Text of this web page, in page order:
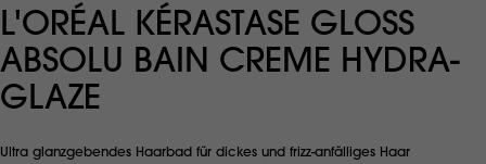
L'ORÉAL KÉRASTASE GLOSS
ABSOLU BAIN CREME HYDRA-
GLAZE
Ultra glanzgebendes Haarbad für dickes und frizz-anfälliges Haar